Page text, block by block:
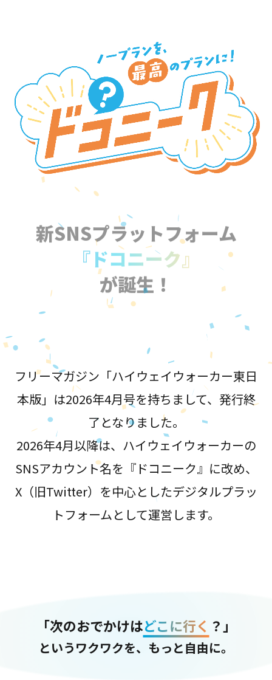
新SNSプラットフォーム
『ドコニーク』
が誕生！
フリーマガジン「ハイウェイウォーカー東日
本版」は2026年4月号を持ちまして、発行終
了となりました。
2026年4月以降は、ハイウェイウォーカーの
SNSアカウント名を『ドコニーク』に改め、
X（旧Twitter）を中心としたデジタルプラッ
トフォームとして運営します。
「次のおでかけはどこに行く ？」
というワクワクを、もっと自由に。